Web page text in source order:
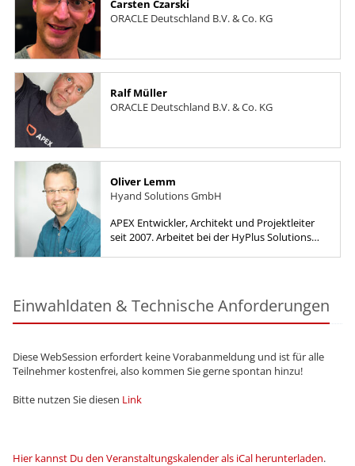
Carsten Czarski
ORACLE Deutschland B.V. & Co. KG
Ralf Müller
ORACLE Deutschland B.V. & Co. KG
Oliver Lemm
Hyand Solutions GmbH
APEX Entwickler, Architekt und Projektleiter
seit 2007. Arbeitet bei der HyPlus Solutions
Einwahldaten & Technische Anforderungen
Diese WebSession erfordert keine Vorabanmeldung und ist für alle
Teilnehmer kostenfrei, also kommen Sie gerne spontan hinzu!
Bitte nutzen Sie diesen Link
Hier kannst Du den Veranstaltungskalender als iCal herunterladen.